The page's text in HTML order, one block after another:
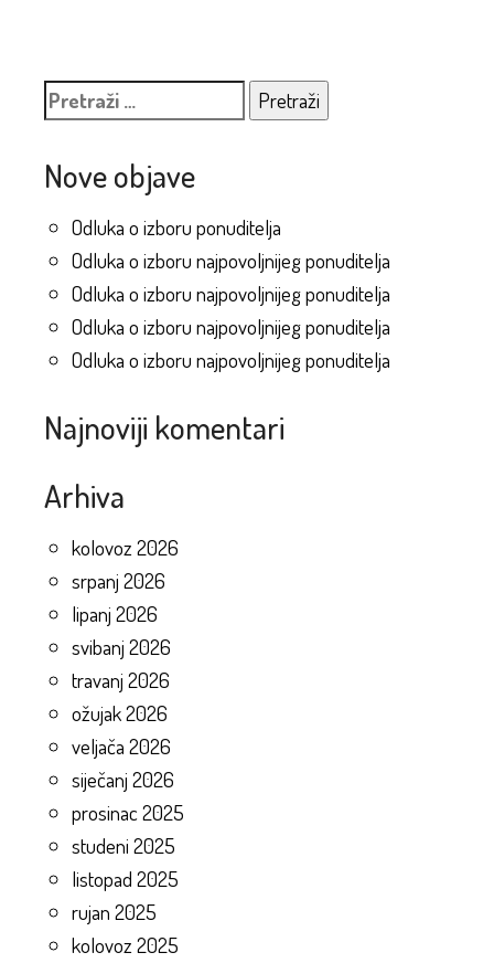
Pretraži:
Nove objave
Odluka o izboru ponuditelja
Odluka o izboru najpovoljnijeg ponuditelja
Odluka o izboru najpovoljnijeg ponuditelja
Odluka o izboru najpovoljnijeg ponuditelja
Odluka o izboru najpovoljnijeg ponuditelja
Najnoviji komentari
Arhiva
kolovoz 2026
srpanj 2026
lipanj 2026
svibanj 2026
travanj 2026
ožujak 2026
veljača 2026
siječanj 2026
prosinac 2025
studeni 2025
listopad 2025
rujan 2025
kolovoz 2025